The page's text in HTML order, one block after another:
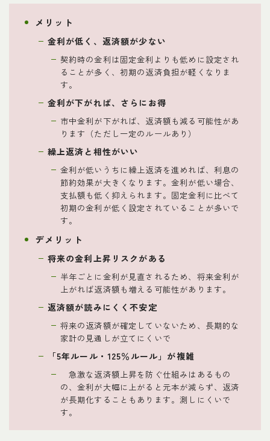
メリット
金利が低く、返済額が少ない
契約時の金利は固定金利よりも低めに設定され
ることが多く、初期の返済負担が軽くなりま
す。
金利が下がれば、さらにお得
市中金利が下がれば、返済額も減る可能性があ
ります（ただし一定のルールあり）
繰上返済と相性がいい
金利が低いうちに繰上返済を進めれば、利息の
節約効果が大きくなります。金利が低い場合、
支払額も低く抑えられます。固定金利に比べて
初期の金利が低く設定されていることが多いで
す。
デメリット
将来の金利上昇リスクがある
半年ごとに金利が見直されるため、将来金利が
上がれば返済額も増える可能性があります。
返済額が読みにくく不安定
将来の返済額が確定していないため、長期的な
家計の見通しが立てにくいで
「5年ルール・125％ルール」が複雑
急激な返済額上昇を防ぐ仕組みはあるもの
の、金利が大幅に上がると元本が減らず、返済
が長期化することもあります。測しにくいで
す。